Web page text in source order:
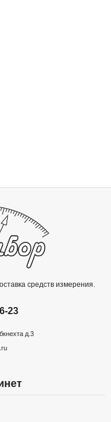
средств измерения.
23
д.3